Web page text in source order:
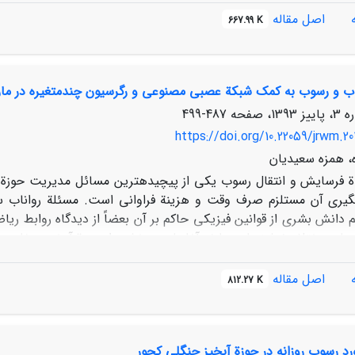
کاربری اراضی کاهش یافته است. همچنین، بر اساساصل مقاله 667.99 K
و رسوب به کمک شبکة عصبی مصنوعی و رگرسیون چندمتغیره در
487-499
https://doi.org/10.22059/
همزه سعیدیان
فرسایش و انتقال رسوب یکی از پیچیده‏ترین مسائل مدیریت
آن مستلزم صرف وقت و هزینة فراوانی است. مسئلة
دانش بشری از قوانین فیزیکی حاکم بر آن بعضاً از دیدگاه روابط
فیزیکی و شیمیایی خاک شامل درصد ماسة خیلی ریز، شن،
اصل مقاله 812.27 K